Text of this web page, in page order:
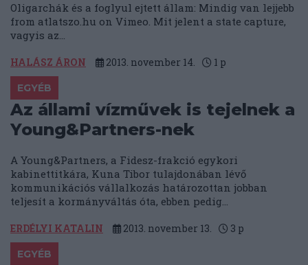
Oligarchák és a foglyul ejtett állam: Mindig van lejjebb
from atlatszo.hu on Vimeo. Mit jelent a state capture,
vagyis az...
HALÁSZ ÁRON 2013. november 14. 1 p
EGYÉB
Az állami vízművek is tejelnek a
Young&Partners-nek
A Young&Partners, a Fidesz-frakció egykori
kabinettitkára, Kuna Tibor tulajdonában lévő
kommunikációs vállalkozás határozottan jobban
teljesít a kormányváltás óta, ebben pedig...
ERDÉLYI KATALIN 2013. november 13. 3 p
EGYÉB